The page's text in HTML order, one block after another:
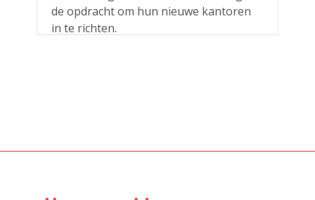
de opdracht om hun nieuwe kantoren
in te richten.